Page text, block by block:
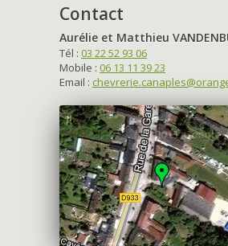
Contact
Aurélie et Matthieu
Tél : 03 22 52 93 06
Mobile : 06 13 11 39 23
Email :